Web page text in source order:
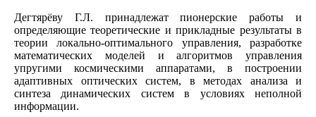
Дегтярёву Г.Л. принадлежат пионерские работы и
определяющие теоретические и прикладные результаты в
теории локально-оптимального управления, разработке
математических моделей и алгоритмов управления
упругими космическими аппаратами, в построении
адаптивных оптических систем, в методах анализа и
синтеза динамических систем в условиях неполной
информации.